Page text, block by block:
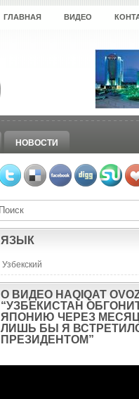
ГЛАВНАЯ ВИДЕО
НОВОСТИ
ЯЗЫК
Узбекский
О ВИДЕО HAQIQAT
“УЗБЕКИСТАН
ЯПОНИЮ ЧЕРЕЗ
ЛИШЬ БЫ Я
ПРЕЗИДЕНТОМ”